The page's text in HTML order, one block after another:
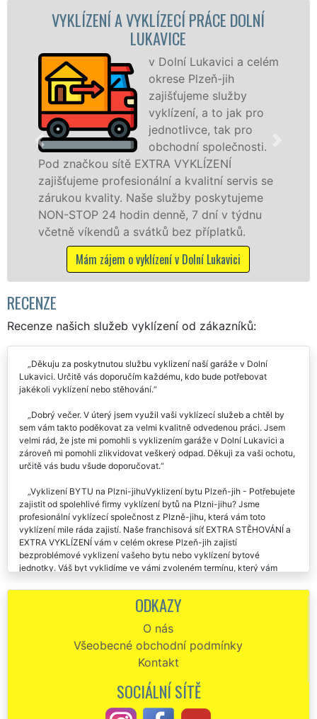
A VYKLÍZECÍ PRÁCE DOLNÍ
v Dolní Lukavici a celém
okrese Plzeň-jih
zajišťujeme služby
vyklízení, a to jak pro
jednotlivce, tak pro
obchodní společnosti.
sítě EXTRA VYKLÍZENÍ
profesionální a kvalitní servis se
Naše služby poskytujeme
24 hodin denně, 7 dní v týdnu
a svátků bez příplatků.
zájem o vyklízení v Dolní Lukavici
službu jak
osobám
práce, a
RECENZE
Recenze našich služeb vyklízení od zákazníků:
Děkuju za poskytnutou službu vyklizení naší garáže v Dolní
Lukavici. Určitě vás doporučím každému, kdo bude potřebovat
jakékoli vyklízení nebo stěhování.
Dobrý večer. V úterý jsem využil vaši vyklízecí služeb a chtěl by
sem vám takto poděkovat za velmi kvalitně odvedenou práci. Jsem
velmi rád, že jste mi pomohli s vyklizením garáže v Dolní Lukavici a
zároveň mi pomohli zlikvidovat veškerý odpad. Děkuji za vaši ochotu,
určitě vás budu všude doporučovat.
Vyklizení BYTU na Plzni-jihuVyklizení bytu Plzeň-jih - Potřebujete
zajistit od spolehlivé firmy vyklízení bytů na Plzni-jihu? Jsme
profesionální vyklízecí společnost z Plzně-jihu, která vám toto
vyklízení mile ráda zajistí. Naše franchisová síť EXTRA STĚHOVÁNÍ a
EXTRA VYKLÍZENÍ vám v celém okrese Plzeň-jih zajistí
bezproblémové vyklizení vašeho bytu nebo vyklízení bytové
jednotky. Váš byt vyklidíme ve vámi zvoleném termínu, který vám
likvidaci a odvoz likvidovaných věcí na skládku. V případě zájmu
zajistíme přistavení kontejneru či kontejnerů na likvidovaný nábytek či
Tato firma mi zajišťovala vyklízení garáže v Dolní Lukavici. Musím
uznat že chlapi byli velmi šikovný. I cena bylo super.
ODKAZY
O nás
Všeobecné obchodní podmínky
Kontakt
SOCIÁLNÍ SÍTĚ